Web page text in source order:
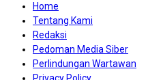
Home
Tentang Kami
Redaksi
Pedoman Media Siber
Perlindungan Wartawan